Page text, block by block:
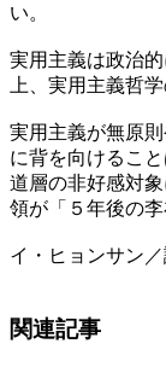
い。
実用主義は政治
上、実用主義哲
実用主義が無原
に背を向けるこ
道層の非好感対
領が「５年後の
イ・ヒョンサン
関連記事